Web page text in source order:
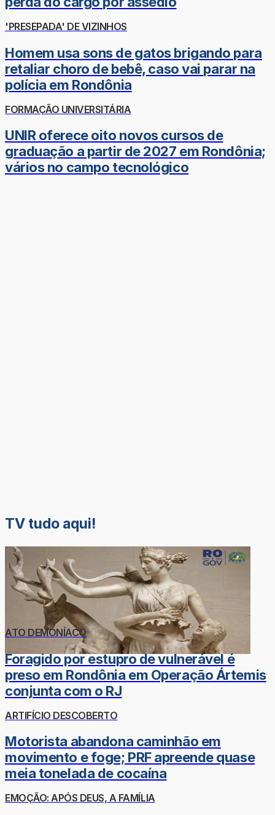
'PRESEPADA' DE VIZINHOS
Homem usa sons de gatos brigando para
retaliar choro de bebê, caso vai parar na
polícia em Rondônia
FORMAÇÃO UNIVERSITÁRIA
UNIR oferece oito novos cursos de
graduação a partir de 2027 em Rondônia;
vários no campo tecnológico
TV tudo aqui!
ATO DEMONÍACO
Foragido por estupro de vulnerável é
preso em Rondônia em Operação Ártemis
conjunta com o RJ
ARTIFÍCIO DESCOBERTO
Motorista abandona caminhão em
movimento e foge; PRF apreende quase
meia tonelada de cocaína
EMOÇÃO: APÓS DEUS, A FAMÍLIA